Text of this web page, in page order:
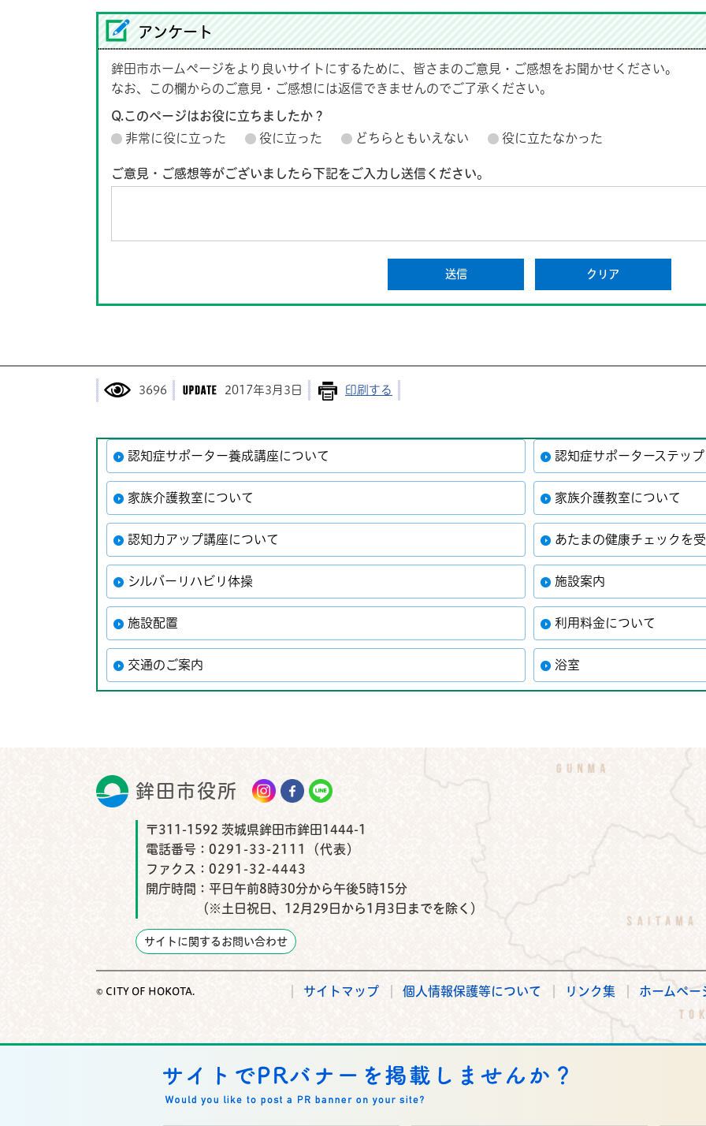
アンケート
鉾田市ホームページをより良いサイトにするために、皆さまのご意見・ご感想をお聞かせください。
なお、この欄からのご意見・ご感想には返信できませんのでご了承ください。
Q.このページはお役に立ちましたか？
非常に役に立った
役に立った どちらともいえない 役に立たなかった
ご意見・ご感想等がございましたら下記をご入力し送信ください。
3696 2017年3月3日 印刷する
認知症サポーター養成講座について 認知症サポーターステッ
家族介護教室について 家族介護教室について
認知力アップ講座について あたまの健康チェックを
シルバーリハビリ体操 施設案内
施設配置 利用料金について
交通のご案内 浴室
鉾田市役所 鉾田市公式Instagram
鉾田市公式Facebook
鉾田市公式LINE
〒311-1592 茨城県鉾田市鉾田1444-1
電話番号： 0291-33-2111（代表）
ファクス： 0291-32-4443
開庁時間： 平日午前8時30分から午後5時15分
（※土日祝日、12月29日から1月3日までを除く）
サイトに関するお問い合わせ
© CITY OF HOKOTA. サイトマップ 個人情報保護等について リンク集 ホームペー